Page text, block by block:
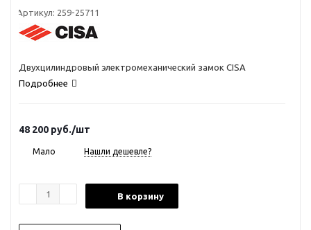
Артикул: 259-25711
Двухцилиндровый электромеханический замок CISA
Подробнее
48 200 руб./шт
Мало Нашли дешевле?
В корзину